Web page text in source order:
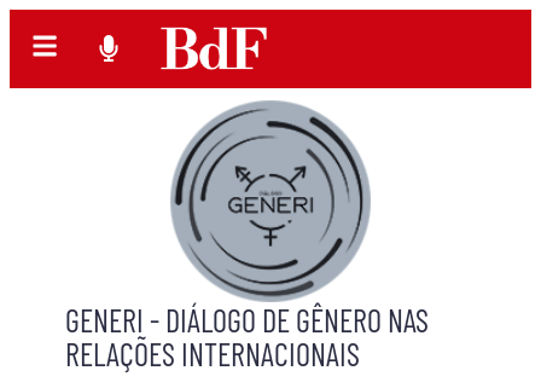
GENERI - DIÁLOGO DE GÊNERO NAS
RELAÇÕES INTERNACIONAIS